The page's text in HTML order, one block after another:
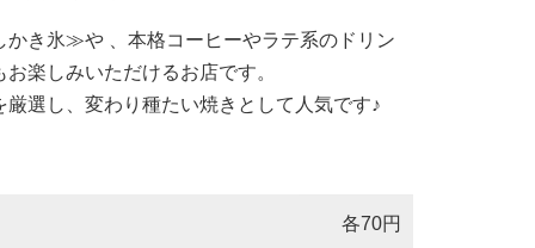
き氷≫や 、本格コーヒーやラテ系のドリン
楽しみいただけるお店です。
選し、変わり種たい焼きとして人気です♪
各70円